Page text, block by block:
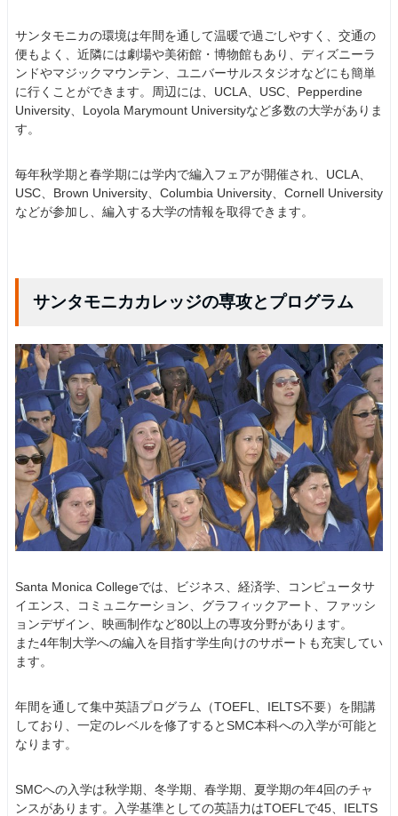
サンタモニカの環境は年間を通して温暖で過ごしやすく、交通の
便もよく、近隣には劇場や美術館・博物館もあり、ディズニーラ
ンドやマジックマウンテン、ユニバーサルスタジオなどにも簡単
に行くことができます。周辺には、UCLA、USC、Pepperdine
University、Loyola Marymount Universityなど多数の大学がありま
す。
毎年秋学期と春学期には学内で編入フェアが開催され、UCLA、
USC、Brown University、Columbia University、Cornell University
などが参加し、編入する大学の情報を取得できます。
サンタモニカカレッジの専攻とプログラム
Santa Monica Collegeでは、ビジネス、経済学、コンピュータサ
イエンス、コミュニケーション、グラフィックアート、ファッシ
ョンデザイン、映画制作など80以上の専攻分野があります。
また4年制大学への編入を目指す学生向けのサポートも充実してい
ます。
年間を通して集中英語プログラム（TOEFL、IELTS不要）を開講
しており、一定のレベルを修了するとSMC本科への入学が可能と
なります。
SMCへの入学は秋学期、冬学期、春学期、夏学期の年4回のチャ
ンスがあります。入学基準としての英語力はTOEFLで45、IELTS